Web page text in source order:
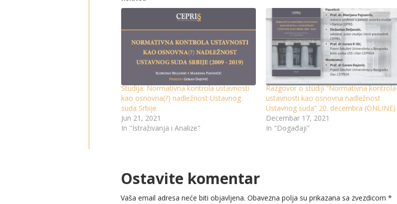
Studija: Normativna kontrola ustavnosti
kao osnovna(?) nadležnost Ustavnog
suda Srbije
Jun 21, 2021
In "Istraživanja i Analize"
Razgovor o studiji “Normativna kontrola
ustavnosti kao osnovna nadležnost
Ustavnog suda” 20. decembra (ONLINE)
Decembar 17, 2021
In "Događaji"
Ostavite komentar
Vaša email adresa neće biti objavljena. Obavezna polja su prikazana sa zvezdicom *